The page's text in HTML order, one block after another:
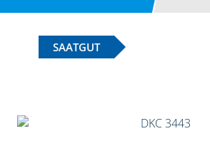
SAATGUT